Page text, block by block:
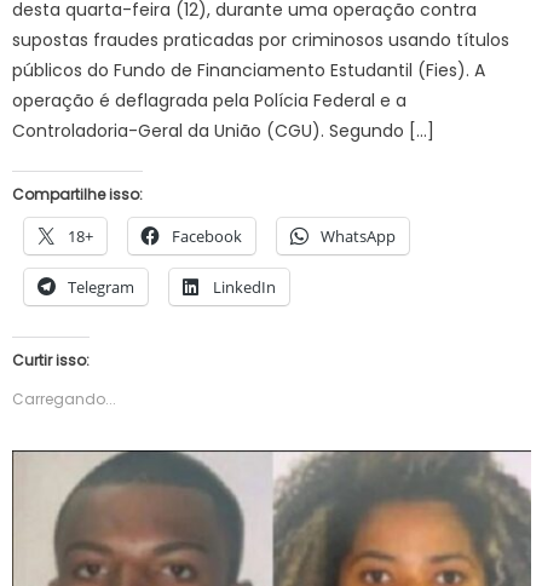
desta quarta-feira (12), durante uma operação contra
supostas fraudes praticadas por criminosos usando títulos
públicos do Fundo de Financiamento Estudantil (Fies). A
operação é deflagrada pela Polícia Federal e a
Controladoria-Geral da União (CGU). Segundo […]
Compartilhe isso:
18+ Facebook WhatsApp
Telegram LinkedIn
Curtir isso:
Carregando...